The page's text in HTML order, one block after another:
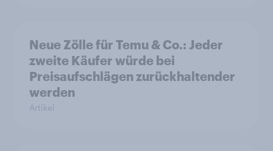
Neue Zölle für Temu & Co.: Jeder
zweite Käufer würde bei
Preisaufschlägen zurückhaltender
werden
Artikel